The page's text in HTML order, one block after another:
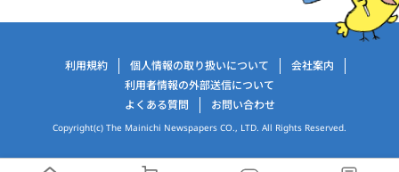
市場の変化に合わせ、適切な各機能ポートフォリオの配分に調整し
4.リプロファイリング
年次で、年を重ねる現在の年齢に適した資産運用配分に更新しま
運営会社情報利用規約 個人情報の取り扱いについて
会社案内
利用者情報の外部送信について
よくある質問
お問い合わせ
Copyright(c) The Mainichi Newspapers CO., LTD. All Rights Reserved.